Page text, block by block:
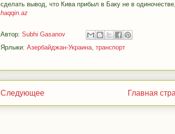
сделать вывод, что Кива прибыл в Баку не в
haqqin.az
Автор: Subhi Gasanov
Ярлыки: Азербайджан-Украина, транспорт
Следующее Главная